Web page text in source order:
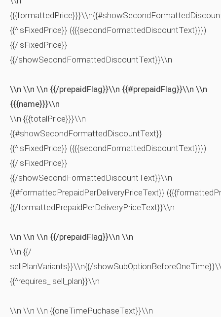
{{^isFixedPrice}} ({{{secondFormattedDiscountText}}})
{{/isFixedPrice}}
{{/showSecondFormattedDiscountText}}\\n
\\n \\n \\n {{/prepaidFlag}}\\n {{#prepaidFlag}}\\n \\n
{{{name}}}\\n
\\n {{{totalPrice}}}\\n
{{#showSecondFormattedDiscountText}}
{{^isFixedPrice}} ({{{secondFormattedDiscountText}}})
{{/isFixedPrice}}
{{/showSecondFormattedDiscountText}}\\n
{{#formattedPrepaidPerDeliveryPriceText}}
{{/formattedPrepaidPerDeliveryPriceText}}\\n
\\n \\n \\n {{/prepaidFlag}}\\n \\n
\\n {{/
sellPlanVariants}}\\n{{/
{{^requires_ sell_plan}}\\n
\\n \\n \\n {{oneTimePuchaseText}}\\n